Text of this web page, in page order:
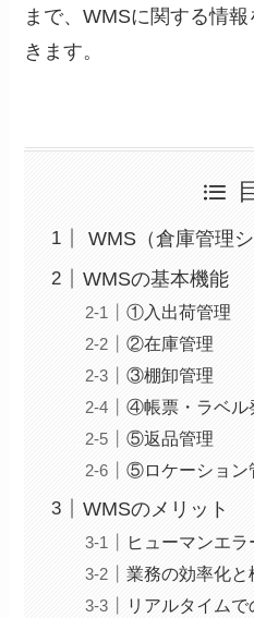
まで、WMSに関する情
きます。
WMS（倉庫管理
WMSの基本機能
①入出荷管理
②在庫管理
③棚卸管理
④帳票・ラベル
⑤返品管理
⑤ロケーション
WMSのメリット
ヒューマンエ
業務の効率化と
リアルタイム